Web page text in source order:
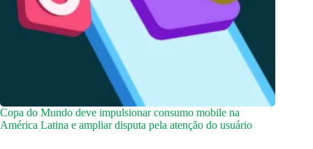
Copa do Mundo deve impulsionar consumo mobile na
América Latina e ampliar disputa pela atenção do usuário